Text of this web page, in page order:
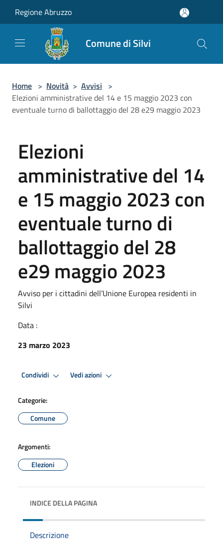
Regione Abruzzo
Comune di Silvi
Home > Novità > Avvisi >
Elezioni amministrative del 14 e 15 maggio 2023 con
eventuale turno di ballottaggio del 28 e29 maggio 2023
Elezioni
amministrative del 14
e 15 maggio 2023 con
eventuale turno di
ballottaggio del 28
e29 maggio 2023
Avviso per i cittadini dell’Unione Europea residenti in
Silvi
Data :
23 marzo 2023
Condividi Vedi azioni
Categorie:
Comune
Argomenti:
Elezioni
INDICE DELLA PAGINA
Descrizione